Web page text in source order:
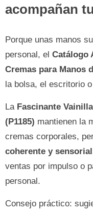
acompañan
Porque unas manos
personal, el Catálogo
Cremas para Manos
la bolsa, el escritorio
La Fascinante
(P1185) mantienen la
cremas corporales,
coherente y sensorial
ventas por impulso o
personal.
Consejo práctico: